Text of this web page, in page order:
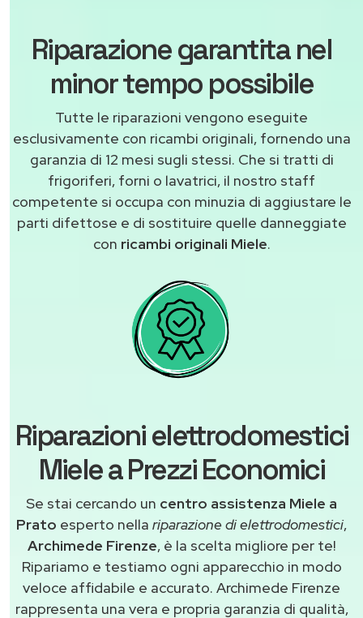
Riparazione garantita nel
minor tempo possibile
Tutte le riparazioni vengono eseguite
esclusivamente con ricambi originali, fornendo una
garanzia di 12 mesi sugli stessi. Che si tratti di
frigoriferi, forni o lavatrici, il nostro staff
competente si occupa con minuzia di aggiustare le
parti difettose e di sostituire quelle danneggiate
con ricambi originali Miele.
Riparazioni elettrodomestici
Miele a Prezzi Economici
Se stai cercando un centro assistenza Miele a
Prato esperto nella riparazione di elettrodomestici,
Archimede Firenze, è la scelta migliore per te!
Ripariamo e testiamo ogni apparecchio in modo
veloce affidabile e accurato. Archimede Firenze
rappresenta una vera e propria garanzia di qualità,